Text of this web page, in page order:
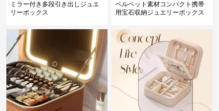
ミラー付き多段引き出しジュエ
リーボックス
ベルベット素材コンパクト携帯
用宝石収納ジュエリーボックス